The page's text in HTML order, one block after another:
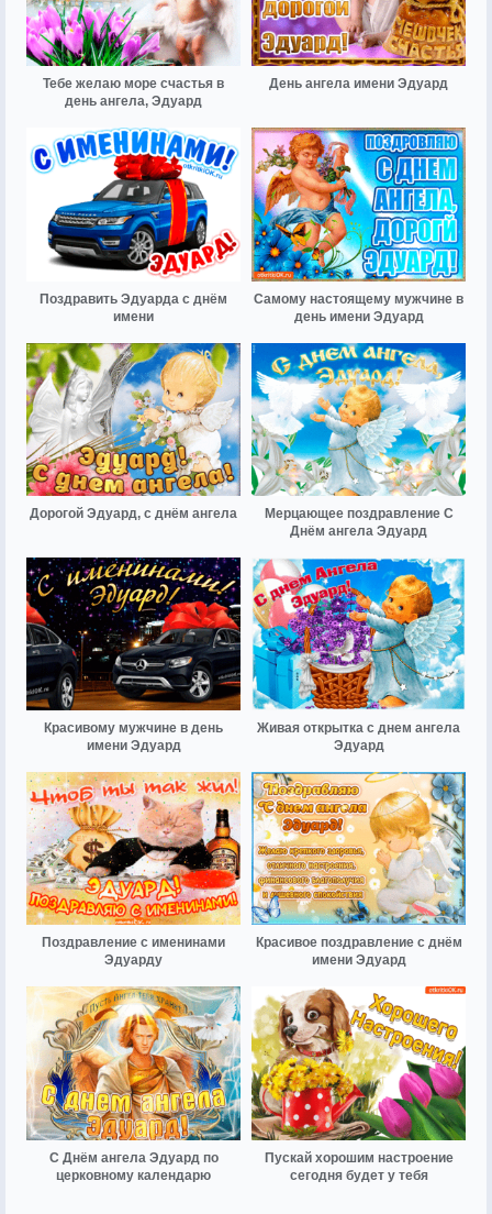
Тебе желаю море счастья в
день ангела, Эдуард
День ангела имени Эдуард
Поздравить Эдуарда с днём
имени
Самому настоящему мужчине в
день имени Эдуард
Дорогой Эдуард, с днём ангела
Мерцающее поздравление С
Днём ангела Эдуард
Красивому мужчине в день
имени Эдуард
Живая открытка с днем ангела
Эдуард
Поздравление с именинами
Эдуарду
Красивое поздравление с днём
имени Эдуард
С Днём ангела Эдуард по
церковному календарю
Пускай хорошим настроение
сегодня будет у тебя